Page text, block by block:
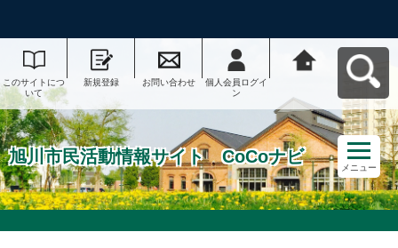
このサイトにつ
いて
新規登録 お問い合わせ
個人会員ログイ
ン
ナビへ戻る
旭川市民活動情報サイト CoCoナビ
メニュー